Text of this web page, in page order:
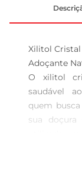
Xilitol Cristal
Adoçante
O xilitol
saudável
quem
sua
quentes